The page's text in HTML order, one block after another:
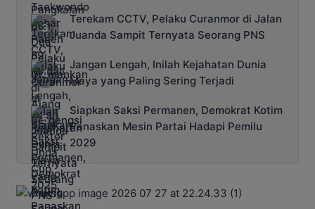
Terekam CCTV, Pelaku Curanmor di Jalan
Juanda Sampit Ternyata Seorang PNS
Jangan Lengah, Inilah Kejahatan Dunia
Maya yang Paling Sering Terjadi
Siapkan Saksi Permanen, Demokrat Kotim
Panaskan Mesin Partai Hadapi Pemilu
2029